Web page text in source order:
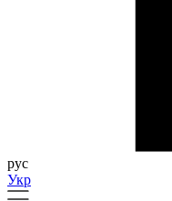
рус
Укр